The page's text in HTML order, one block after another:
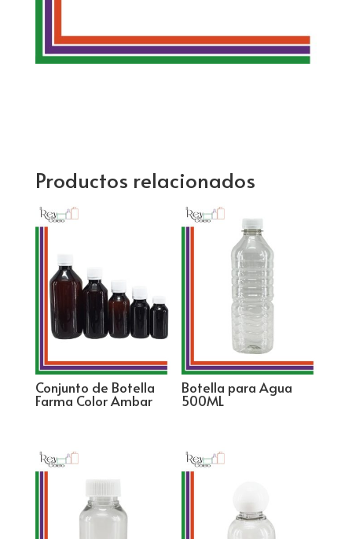
Productos relacionados
Conjunto de Botella
Farma Color Ambar
Botella para Agua
500ML